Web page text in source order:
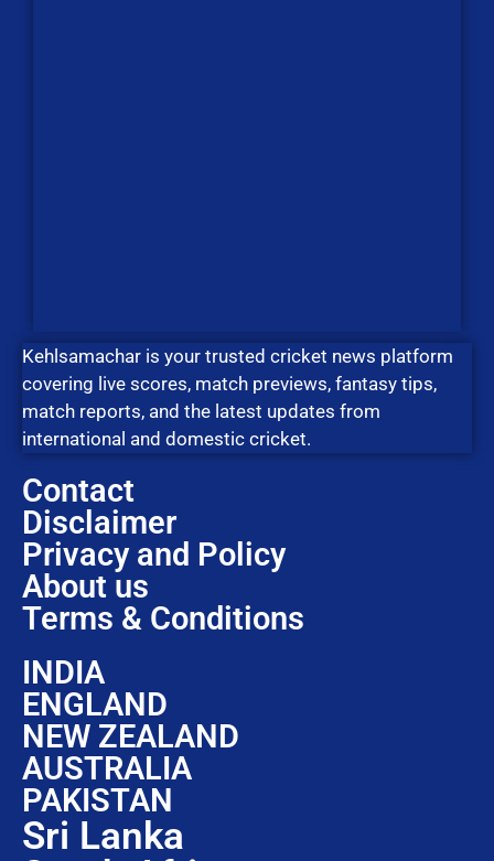
Kehlsamachar is your trusted cricket news platform
covering live scores, match previews, fantasy tips,
match reports, and the latest updates from
international and domestic cricket.
Contact
Disclaimer
Privacy and Policy
About us
Terms & Conditions
INDIA
ENGLAND
NEW ZEALAND
AUSTRALIA
PAKISTAN
Sri Lanka